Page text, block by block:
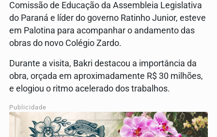
Comissão de Educação da Assembleia Legislativa
do Paraná e líder do governo Ratinho Junior, esteve
em Palotina para acompanhar o andamento das
obras do novo Colégio Zardo.
Durante a visita, Bakri destacou a importância da
obra, orçada em aproximadamente R$ 30 milhões,
e elogiou o ritmo acelerado dos trabalhos.
Publicidade